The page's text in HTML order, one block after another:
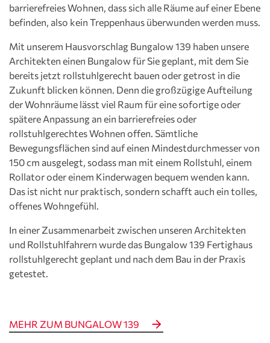
barrierefreies Wohnen, dass sich alle Räume auf einer Ebene
befinden, also kein Treppenhaus überwunden werden muss.
Mit unserem Hausvorschlag Bungalow 139 haben unsere
Architekten einen Bungalow für Sie geplant, mit dem Sie
bereits jetzt rollstuhlgerecht bauen oder getrost in die
Zukunft blicken können. Denn die großzügige Aufteilung
der Wohnräume lässt viel Raum für eine sofortige oder
spätere Anpassung an ein barrierefreies oder
rollstuhlgerechtes Wohnen offen. Sämtliche
Bewegungsflächen sind auf einen Mindestdurchmesser von
150 cm ausgelegt, sodass man mit einem Rollstuhl, einem
Rollator oder einem Kinderwagen bequem wenden kann.
Das ist nicht nur praktisch, sondern schafft auch ein tolles,
offenes Wohngefühl.
In einer Zusammenarbeit zwischen unseren Architekten
und Rollstuhlfahrern wurde das Bungalow 139 Fertighaus
rollstuhlgerecht geplant und nach dem Bau in der Praxis
getestet.
MEHR ZUM BUNGALOW 139